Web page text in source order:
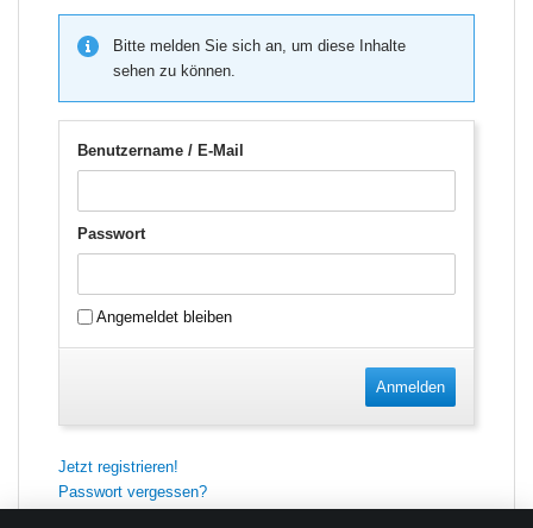
Bitte melden Sie sich an, um diese Inhalte
sehen zu können.
Benutzername / E-Mail
Passwort
Angemeldet bleiben
Anmelden
Jetzt registrieren!
Passwort vergessen?